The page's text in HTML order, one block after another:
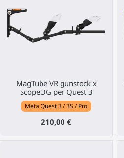
MagTube VR gunstock x
ScopeOG per Quest 3
Meta Quest 3 / 3S / Pro
210,00 €